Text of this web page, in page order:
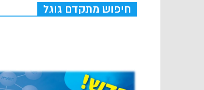
חיפוש מתקדם גוגל